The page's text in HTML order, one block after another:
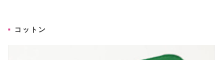
コットン